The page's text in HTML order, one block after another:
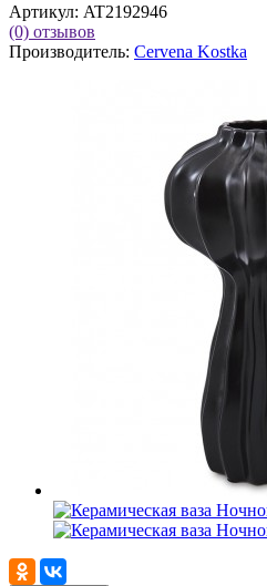
Артикул: AT2192946
(0) отзывов
Производитель: Cervena Kostka